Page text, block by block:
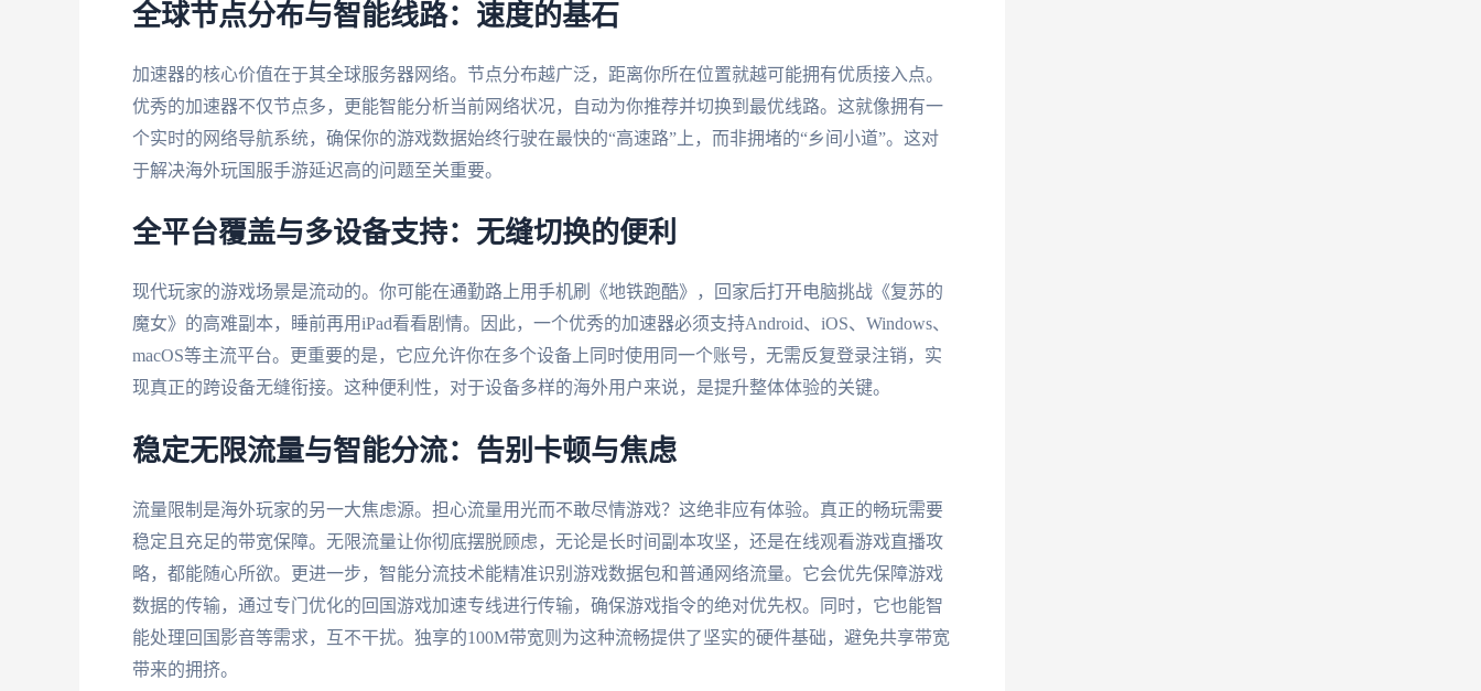
全球节点分布与智能线路：速度的基石
加速器的核心价值在于其全球服务器网络。节点分布越广泛，距离你所在位置就越可能拥有优质接入点。
优秀的加速器不仅节点多，更能智能分析当前网络状况，自动为你推荐并切换到最优线路。这就像拥有一
个实时的网络导航系统，确保你的游戏数据始终行驶在最快的“高速路”上，而非拥堵的“乡间小道”。这对
于解决海外玩国服手游延迟高的问题至关重要。
全平台覆盖与多设备支持：无缝切换的便利
现代玩家的游戏场景是流动的。你可能在通勤路上用手机刷《地铁跑酷》，回家后打开电脑挑战《复苏的
魔女》的高难副本，睡前再用iPad看看剧情。因此，一个优秀的加速器必须支持Android、iOS、Windows、
macOS等主流平台。更重要的是，它应允许你在多个设备上同时使用同一个账号，无需反复登录注销，实
现真正的跨设备无缝衔接。这种便利性，对于设备多样的海外用户来说，是提升整体体验的关键。
稳定无限流量与智能分流：告别卡顿与焦虑
流量限制是海外玩家的另一大焦虑源。担心流量用光而不敢尽情游戏？这绝非应有体验。真正的畅玩需要
稳定且充足的带宽保障。无限流量让你彻底摆脱顾虑，无论是长时间副本攻坚，还是在线观看游戏直播攻
略，都能随心所欲。更进一步，智能分流技术能精准识别游戏数据包和普通网络流量。它会优先保障游戏
数据的传输，通过专门优化的回国游戏加速专线进行传输，确保游戏指令的绝对优先权。同时，它也能智
能处理回国影音等需求，互不干扰。独享的100M带宽则为这种流畅提供了坚实的硬件基础，避免共享带宽
带来的拥挤。